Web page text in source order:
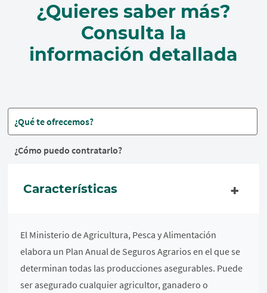
¿Quieres saber más?
Consulta la
información detallada
¿Qué te ofrecemos?
¿Cómo puedo contratarlo?
Características
El Ministerio de Agricultura, Pesca y Alimentación
elabora un Plan Anual de Seguros Agrarios en el que se
determinan todas las producciones asegurables. Puede
ser asegurado cualquier agricultor, ganadero o